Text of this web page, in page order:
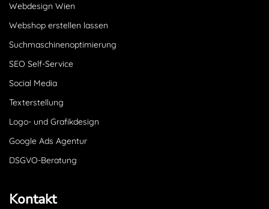
Webdesign Wien
Webshop erstellen lassen
Suchmaschinenoptimierung
SEO Self-Service
Social Media
Texterstellung
Logo- und Grafikdesign
Google Ads Agentur
DSGVO-Beratung
Kontakt